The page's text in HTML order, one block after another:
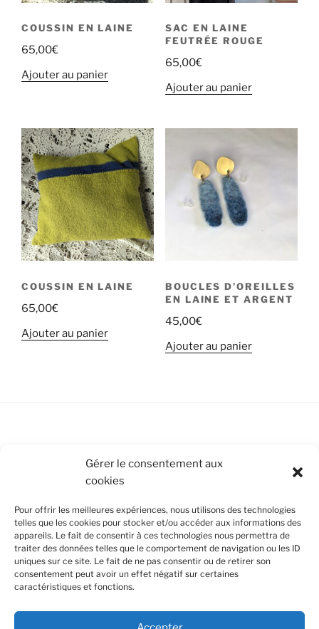
Gérer le consentement aux
cookies
Pour offrir les meilleures expériences, nous utilisons des technologies
telles que les cookies pour stocker et/ou accéder aux informations des
appareils. Le fait de consentir à ces technologies nous permettra de
traiter des données telles que le comportement de navigation ou les ID
uniques sur ce site. Le fait de ne pas consentir ou de retirer son
consentement peut avoir un effet négatif sur certaines
caractéristiques et fonctions.
COUSSIN EN LAINE
65,00€
Ajouter au panier
SAC EN LAINE
FEUTRÉE ROUGE
65,00€
Ajouter au panier
COUSSIN EN LAINE
65,00€
Ajouter au panier
BOUCLES D’OREILLES
EN LAINE ET ARGENT
45,00€
Ajouter au panier
Conditions Générales de Vente
Mentions légales
Politique de cookies (UE)
SUIVEZ-NOUS
FacebookInstagram